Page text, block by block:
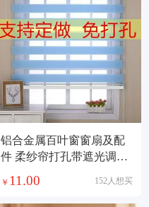
铝合金属百叶窗窗扇及配
件 柔纱帘打孔带遮光调节
￥ 11.00 152人想买